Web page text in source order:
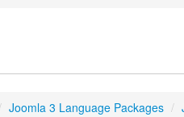
Joomla 3 Language Packages /